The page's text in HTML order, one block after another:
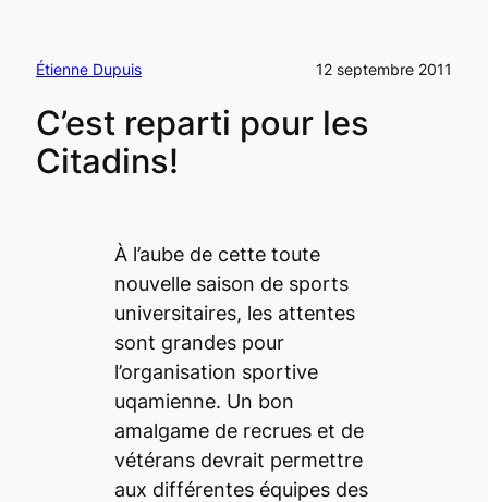
Étienne Dupuis 12 septembre 2011
C’est reparti pour les
Citadins!
À l’aube de cette toute
nouvelle saison de sports
universitaires, les attentes
sont grandes pour
l’organisation sportive
uqamienne. Un bon
amalgame de recrues et de
vétérans devrait permettre
aux différentes équipes des